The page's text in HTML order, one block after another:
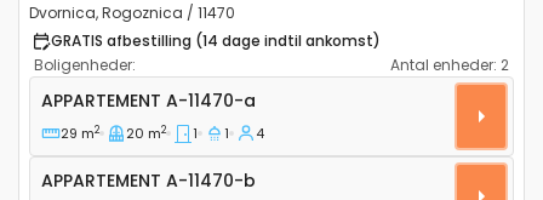
Dvornica, Rogoznica / 11470
GRATIS afbestilling (14 dage indtil ankomst)
Boligenheder:
Antal enheder: 2
Etværelses lejlighed Dvornica, Rogoznica A-11470-a
APPARTEMENT A-11470-a
29 m2 20 m2 1 1 4
Appartement A-11470-b
APPARTEMENT A-11470-b